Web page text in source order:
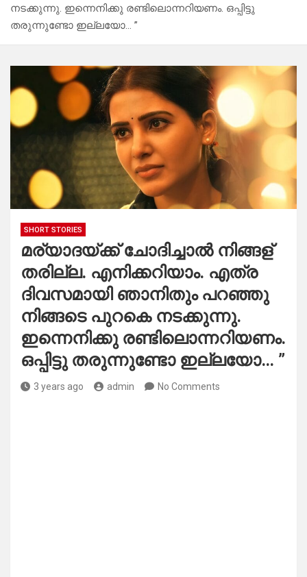
നടക്കുന്നു. ഇന്നെനിക്കു രണ്ടിലൊന്നറിയണം. ഒപ്പിട്ടു
തരുന്നുണ്ടോ ഇല്ലയോ… ”
SHORT STORIES
മര്യാദയ്ക്ക് ചോദിച്ചാൽ നിങ്ങള്
തരില്ല. എനിക്കറിയാം. എത്ര
ദിവസമായി ഞാനിതും പറഞ്ഞു
നിങ്ങടെ പുറകെ നടക്കുന്നു.
ഇന്നെനിക്കു രണ്ടിലൊന്നറിയണം.
ഒപ്പിട്ടു തരുന്നുണ്ടോ ഇല്ലയോ… ”
3 years ago admin No Comments